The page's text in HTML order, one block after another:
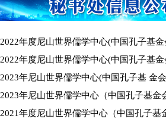
2022年度尼山世界儒学中心(中国孔子基
2022年度尼山世界儒学中心(中国孔子基
2023年尼山世界儒学中心(中国孔子基 金
2023年尼山世界儒学中心（中国孔子基金